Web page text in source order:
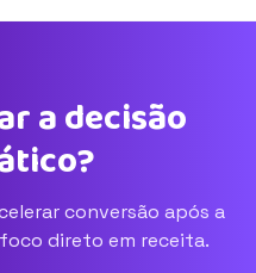
a decisão
conversão após a
direto em receita.